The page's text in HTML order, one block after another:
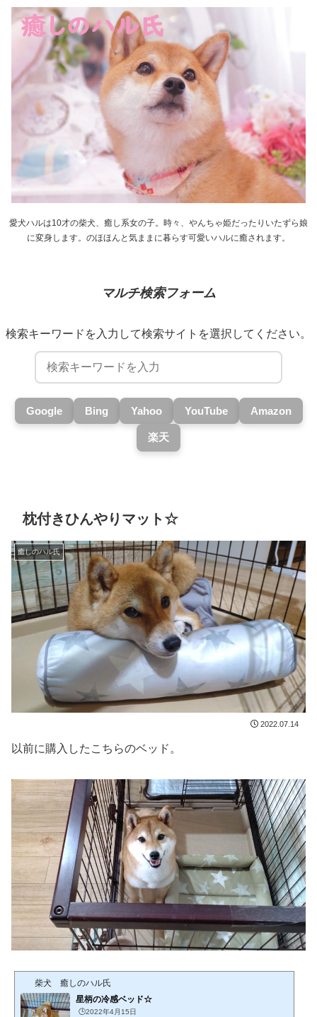
愛犬ハルは10才の柴犬、癒し系女の子。時々、やんちゃ姫だったりいたずら娘
に変身します。のほほんと気ままに暮らす可愛いハルに癒されます。
マルチ検索フォーム
検索キーワードを入力して検索サイトを選択してください。
Google Bing Yahoo YouTube Amazon
楽天
枕付きひんやりマット☆
癒しのハル氏
2022.07.14
以前に購入したこちらのベッド。
柴犬 癒しのハル氏
星柄の冷感ベッド☆
🕒️2022年4月15日